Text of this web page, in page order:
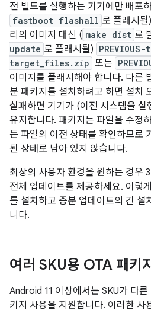
전 빌드를 실행하는 기기에만 배포
fastboot flashall 로 플래시될)
리의 이미지 대신 ( make dist 로
update 로 플래시될)
target_files.zip 또는
이미지를 플래시해야 합니다. 다른
분 패키지를 설치하려고 하면 설치
실패하면 기기가 (이전 시스템을 실
유지합니다. 패키지는 파일을 수정
든 파일의 이전 상태를 확인하므로
된 상태로 남아 있지 않습니다.
최상의 사용자 환경을 원하는 경우
전체 업데이트를 제공하세요. 이렇
를 설치하고 증분 업데이트의 긴 설
니다.
여러 SKU용 OTA 패키
Android 11 이상에서는 SKU가 다
키지 사용을 지원합니다. 이러한 사